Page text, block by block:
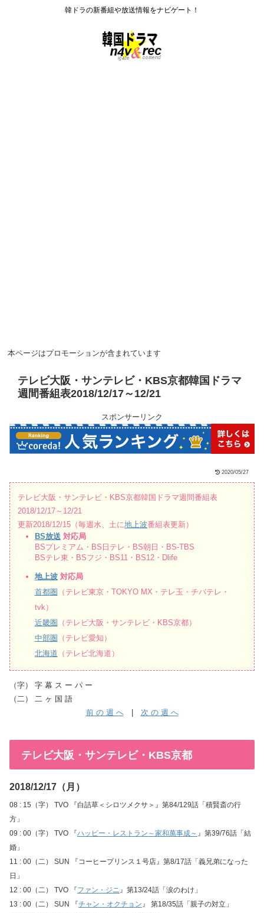
韓ドラの新番組や放送情報をナビゲート！
本ページはプロモーションが含まれています
テレビ大阪・サンテレビ・KBS京都韓国ドラマ
週間番組表2018/12/17～12/21
スポンサーリンク
2020/05/27
テレビ大阪・サンテレビ・KBS京都韓国ドラマ週間番組表
2018/12/17～12/21
更新2018/12/15（毎週水、土に地上波番組表更新）
BS放送 対応局
BSプレミアム・BS日テレ・BS朝日・BS-TBS
BSテレ東・BSフジ・BS11・BS12・Dlife
地上波対応局
首都圏 （テレビ東京・TOKYO MX・テレ玉・チバテレ・
tvk）
近畿圏 （テレビ大阪・サンテレビ・KBS京都）
中部圏 （テレビ愛知）
北海道 （テレビ北海道）
（字） 字 幕 ス ー パ ー
（二） 二 ヶ 国 語
前 の 週 へ| 次 の 週 へ
テレビ大阪・サンテレビ・KBS京都
2018/12/17（月）
08 : 15（字） TVO 『白詰草＜シロツメクサ＞』第84/129話「積賢斎の行
方」
09 : 00（字） TVO 『ハッピー・レストラン～家和萬事成～ 』第39/76話「結
婚」
11 : 00（二） SUN 『コーヒープリンス１号店』第8/17話「義兄弟になった
日」
12 : 00（二） TVO 『ファン・ジニ 』第13/24話「涙のわけ」
13 : 00（二） SUN 『チャン・オクチョン 』 第18/35話「親子の対立」